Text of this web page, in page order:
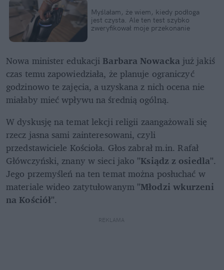
Myślałam, że wiem, kiedy podłoga
jest czysta. Ale ten test szybko
zweryfikował moje przekonanie
Nowa minister edukacji Barbara Nowacka już jakiś
czas temu zapowiedziała, że planuje ograniczyć
godzinowo te zajęcia, a uzyskana z nich ocena nie
miałaby mieć wpływu na średnią ogólną.
W dyskusję na temat lekcji religii zaangażowali się
rzecz jasna sami zainteresowani, czyli
przedstawiciele Kościoła. Głos zabrał m.in. Rafał
Główczyński, znany w sieci jako "Ksiądz z osiedla".
Jego przemyśleń na ten temat można posłuchać w
materiale wideo zatytułowanym "Młodzi wkurzeni
na Kościół".
REKLAMA